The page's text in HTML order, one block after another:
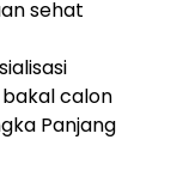
sehat
bakal calon
Panjang